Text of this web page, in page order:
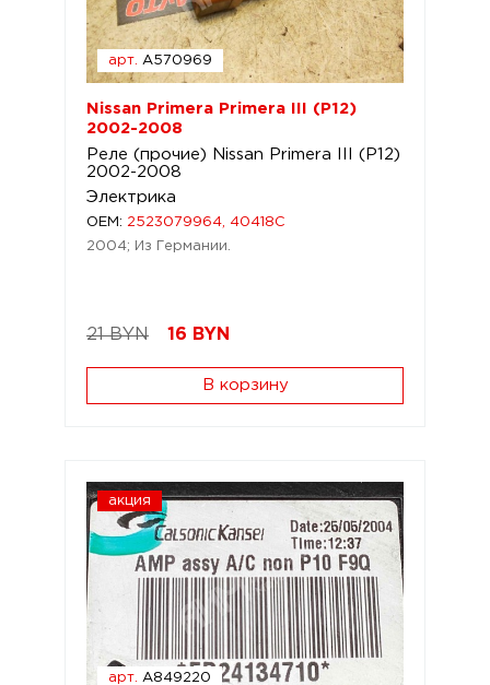
арт. A570969
Nissan Primera Primera III (P12)
2002-2008
Реле (прочие) Nissan Primera III (P12)
2002-2008
Электрика
OEM: 2523079964, 40418C
2004; Из Германии.
21 BYN 16 BYN
В корзину
акция
арт. A849220